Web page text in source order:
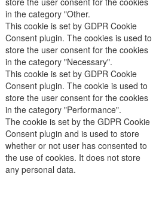
in the category "Other.
This cookie is set by GDPR Cookie
Consent plugin. The cookies is used to
store the user consent for the cookies
in the category "Necessary".
This cookie is set by GDPR Cookie
Consent plugin. The cookie is used to
store the user consent for the cookies
in the category "Performance".
The cookie is set by the GDPR Cookie
Consent plugin and is used to store
whether or not user has consented to
the use of cookies. It does not store
any personal data.